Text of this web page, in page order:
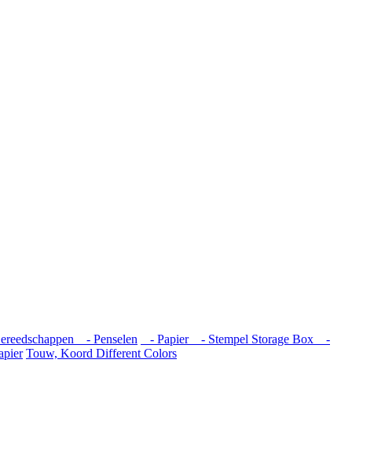
- Penselen - Papier - Stempel Storage Box
-
Touw, Koord Different Colors